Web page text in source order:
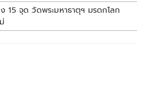
15 จุด วัดพระมหาธาตุฯ มรดกโลก